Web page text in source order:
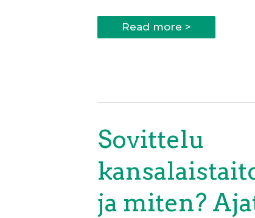
Sovinnon
säilyttäminen
Read more >
Sovittelu
ja miten?